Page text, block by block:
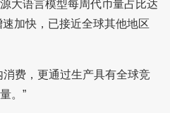
大语言模型每周代币量占比达
加快，已接近全球其他地区
费，更通过生产具有全球竞
。”